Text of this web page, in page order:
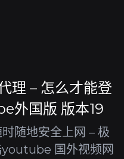
理 – 怎么才能登
外国版 版本19
随地安全上网 – 极
youtube 国外视频网